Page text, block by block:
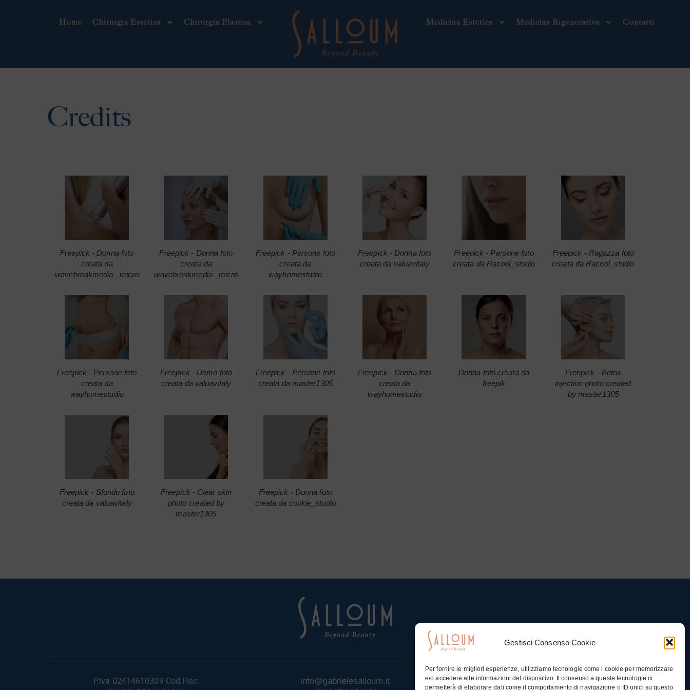
Gestisci Consenso Cookie
Per fornire le migliori esperienze, utilizziamo tecnologie come i cookie per memorizzare
e/o accedere alle informazioni del dispositivo. Il consenso a queste tecnologie ci
permetterà di elaborare dati come il comportamento di navigazione o ID unici su questo
Home Chirurgia Estetica Chirurgia Plastica Medicina Estetica Medicina Rigenerativa Contatti
Credits
Freepick - Donna foto
creata da
wavebreakmedia _micro
Freepick - Donna foto
creata da
wavebreakmedia _micro
Freepick - Persone foto
creata da
wayhomestudio
Freepick - Donna foto
creata da valuavitaly
Freepick - Persone foto
creata da Racool_studio
Freepick - Ragazza foto
creata da Racool_studio
Freepick - Persone foto
creata da
wayhomestudio
Freepick - Uomo foto
creata da valuavitaly
Freepick - Persone foto
creata da master1305
Freepick - Donna foto
creata da
wayhomestudio
Donna foto creata da
freepik
Freepick - Botox
injection photo created
by master1305
Freepick - Sfondo foto
creata da valuavitaly
Freepick - Clear skin
photo created by
master1305
Freepick - Donna foto
creata da cookie_studio
P.iva 02414610309 Cod.Fisc:
info@gabrielesalloum.it